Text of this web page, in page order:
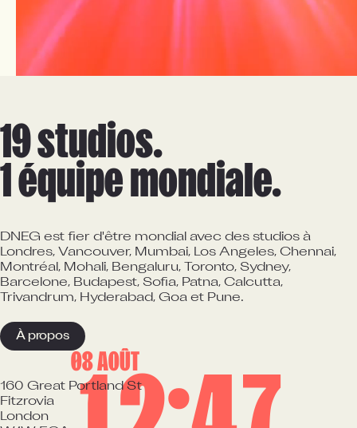
19 studios.
1 équipe mondiale.
DNEG est fier d'être mondial avec des studios à
Londres, Vancouver, Mumbai, Los Angeles, Chennai,
Montréal, Mohali, Bengaluru, Toronto, Sydney,
Barcelone, Budapest, Sofia, Patna, Calcutta,
Trivandrum, Hyderabad, Goa et Pune.
À propos
160 Great Portland St
Fitzrovia
London
08 AOÛT